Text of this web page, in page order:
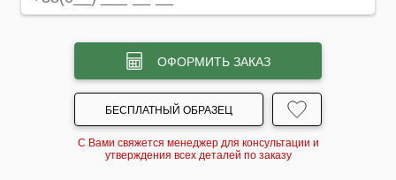
ОФОРМИТЬ ЗАКАЗ
БЕСПЛАТНЫЙ ОБРАЗЕЦ
С Вами свяжется менеджер для консультации и
утверждения всех деталей по заказу